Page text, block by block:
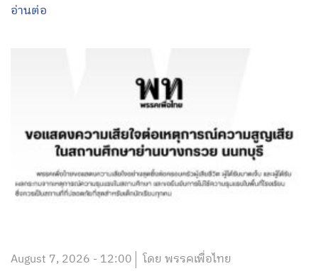
อ่านต่อ
August 7, 2026 - 12:00 โดย พรรคเพื่อไทย